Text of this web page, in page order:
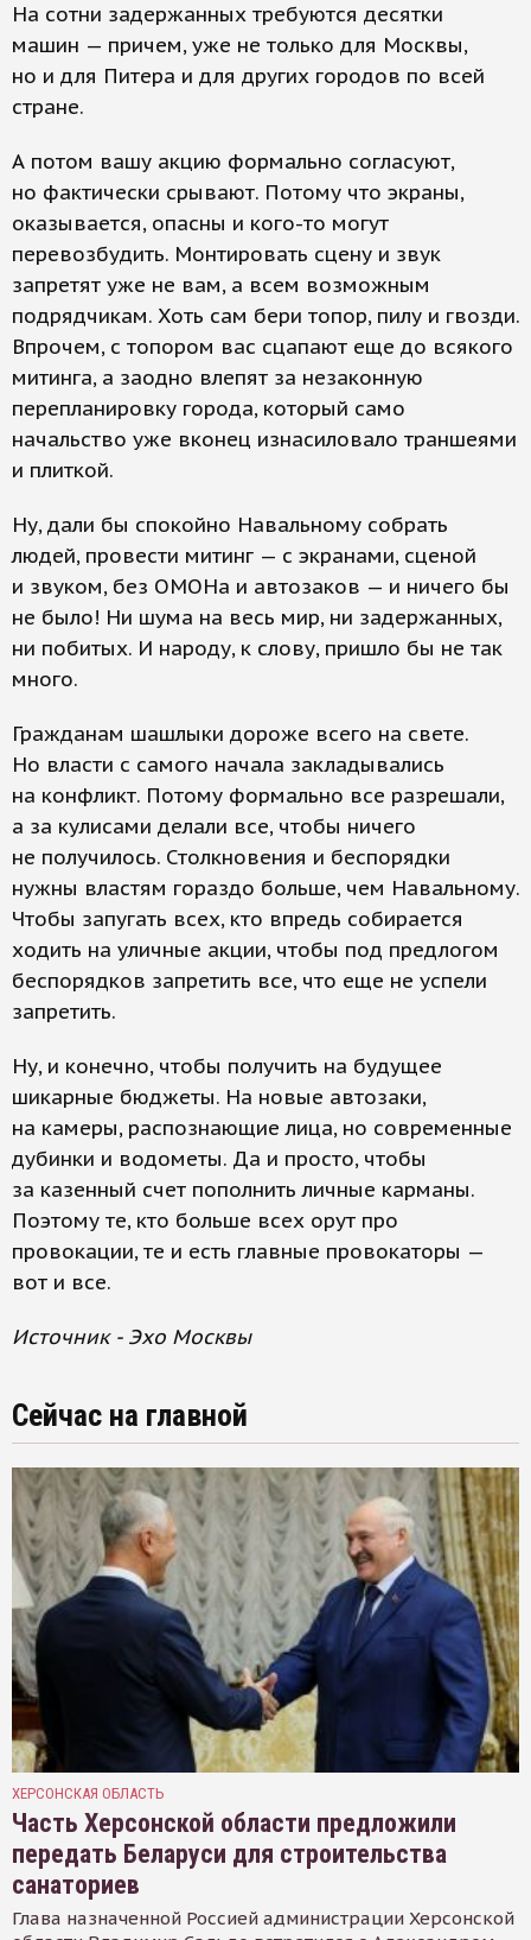
На сотни задержанных требуются десятки
машин — причем, уже не только для Москвы,
но и для Питера и для других городов по всей
стране.
А потом вашу акцию формально согласуют,
но фактически срывают. Потому что экраны,
оказывается, опасны и кого-то могут
перевозбудить. Монтировать сцену и звук
запретят уже не вам, а всем возможным
подрядчикам. Хоть сам бери топор, пилу и гвозди.
Впрочем, с топором вас сцапают еще до всякого
митинга, а заодно влепят за незаконную
перепланировку города, который само
начальство уже вконец изнасиловало траншеями
и плиткой.
Ну, дали бы спокойно Навальному собрать
людей, провести митинг — с экранами, сценой
и звуком, без ОМОНа и автозаков — и ничего бы
не было! Ни шума на весь мир, ни задержанных,
ни побитых. И народу, к слову, пришло бы не так
много.
Гражданам шашлыки дороже всего на свете.
Но власти с самого начала закладывались
на конфликт. Потому формально все разрешали,
а за кулисами делали все, чтобы ничего
не получилось. Столкновения и беспорядки
нужны властям гораздо больше, чем Навальному.
Чтобы запугать всех, кто впредь собирается
ходить на уличные акции, чтобы под предлогом
беспорядков запретить все, что еще не успели
запретить.
Ну, и конечно, чтобы получить на будущее
шикарные бюджеты. На новые автозаки,
на камеры, распознающие лица, но современные
дубинки и водометы. Да и просто, чтобы
за казенный счет пополнить личные карманы.
Поэтому те, кто больше всех орут про
провокации, те и есть главные провокаторы —
вот и все.
Источник - Эхо Москвы
Сейчас на главной
ХЕРСОНСКАЯ ОБЛАСТЬ
Часть Херсонской области предложили
передать Беларуси для строительства
санаториев
Глава назначенной Россией администрации Херсонской